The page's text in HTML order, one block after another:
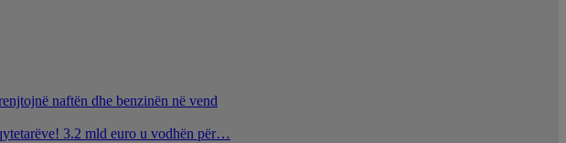
naftën dhe benzinën në vend
3.2 mld euro u vodhën për…